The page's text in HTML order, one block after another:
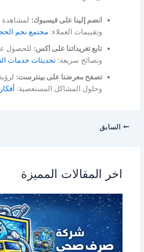
انضم إلينا على فيسبوك: لمشاهدة
وتقييمات العملاء: مجتمع نجم
تابع تغريداتنا على اكس: للحصول
ونصائح سريعة:تحديثات خدمات
تصفح معرضنا على بينترست:
وحلول المشاكل المستعصية:
السابق
اخر المقالات المميزة